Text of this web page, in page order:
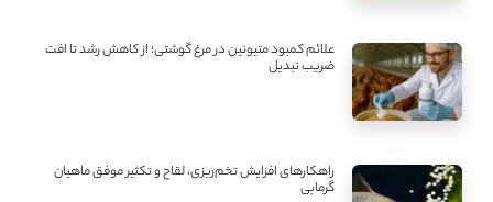
علائم کمبود متیونین در مرغ گوشتی؛ از کاهش رشد تا افت
ضریب تبدیل
راهکارهای افزایش تخم‌ریزی، لقاح و تکثیر موفق ماهیان
گرمابی